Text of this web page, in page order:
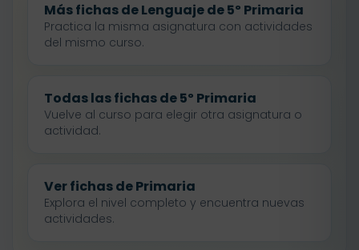
Más fichas de Lenguaje de 5º Primaria
Practica la misma asignatura con actividades
del mismo curso.
Todas las fichas de 5º Primaria
Vuelve al curso para elegir otra asignatura o
actividad.
Ver fichas de Primaria
Explora el nivel completo y encuentra nuevas
actividades.